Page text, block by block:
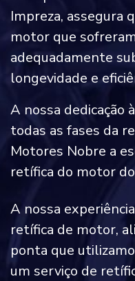
Impreza, assegura
motor que
adequadamente
longevidade e
A nossa dedicação
todas as fases da
Motores Nobre a
retífica do motor
A nossa
retífica de motor,
ponta que
um serviço de